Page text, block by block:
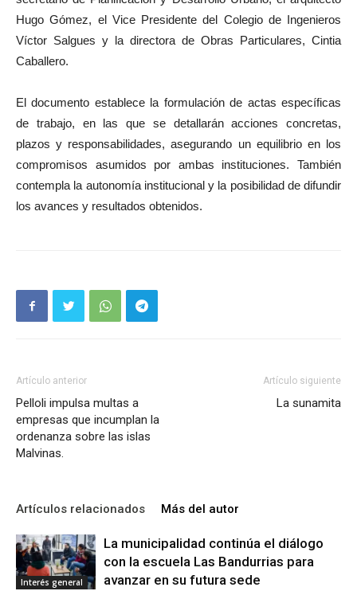
Hugo Gómez, el Vice Presidente del Colegio de Ingenieros
Víctor Salgues y la directora de Obras Particulares, Cintia
Caballero.
El documento establece la formulación de actas específicas
de trabajo, en las que se detallarán acciones concretas,
plazos y responsabilidades, asegurando un equilibrio en los
compromisos asumidos por ambas instituciones. También
contempla la autonomía institucional y la posibilidad de difundir
los avances y resultados obtenidos.
Artículo anterior
Pelloli impulsa multas a
empresas que incumplan la
ordenanza sobre las islas
Malvinas.
Artículo siguiente
La sunamita
Artículos relacionados Más del autor
Interés general
La municipalidad continúa el diálogo
con la escuela Las Bandurrias para
avanzar en su futura sede